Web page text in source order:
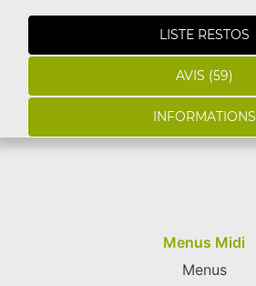
LISTE RESTOS
AVIS (59)
INFORMATIONS
Menus Midi
Menus